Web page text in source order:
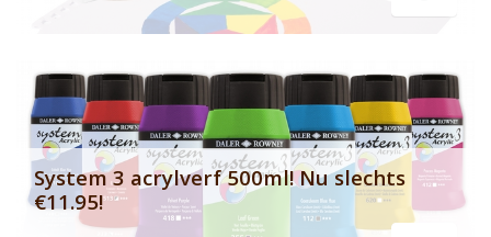
System 3 acrylverf 500ml! Nu slechts
€11.95!